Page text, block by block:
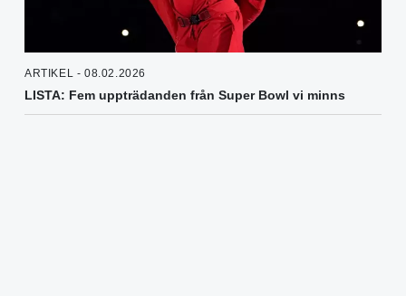
ARTIKEL - 08.02.2026
LISTA: Fem uppträdanden från Super Bowl vi minns